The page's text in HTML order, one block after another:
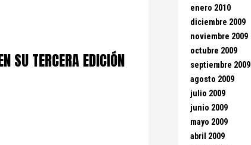
SU TERCERA EDICIÓN
enero 2010
diciembre 2009
noviembre 2009
octubre 2009
septiembre 2009
agosto 2009
julio 2009
junio 2009
mayo 2009
abril 2009